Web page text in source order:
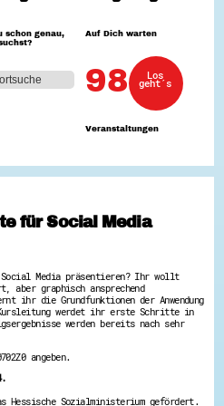
uns dein Ehrenamt
| Trikotwettbewerb
| 80 Jahre Hessen - Engagement
Projekte
Lotsen
engagiert - Digitale Themenabende
Hessen
dich schlau
schon genau,
Auf Dich warten
98
Veranstaltungen
Los
geht´s
für Social Media
Media präsentieren? Ihr wollt
aber graphisch ansprechend
ihr die Grundfunktionen der Anwendung
Kursleitung werdet ihr erste Schritte in
werden bereits nach sehr
angeben.
Hessische Sozialministerium gefördert.